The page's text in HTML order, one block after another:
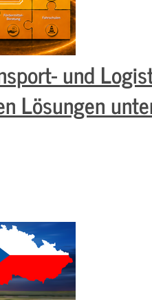
und
Lösungen